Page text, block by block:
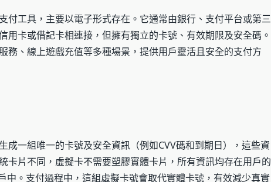
付工具，主要以電子形式存在。它通常由銀行、支付平台或第三
用卡或借記卡相連接，但擁有獨立的卡號、有效期限及安全碼。
務、線上遊戲充值等多種場景，提供用戶靈活且安全的支付方
成一組唯一的卡號及安全資訊（例如CVV碼和到期日），這些資
卡片不同，虛擬卡不需要塑膠實體卡片，所有資訊均存在用戶的
中。支付過程中，這組虛擬卡號會取代實體卡號，有效減少真實